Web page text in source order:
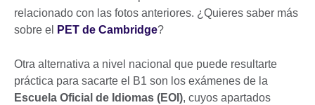
relacionado con las fotos anteriores. ¿Quieres saber más
sobre el
PET de Cambridge?
Otra alternativa a nivel nacional que puede resultarte
práctica para sacarte el B1 son los exámenes de la
Escuela Oficial de Idiomas (EOI), cuyos apartados